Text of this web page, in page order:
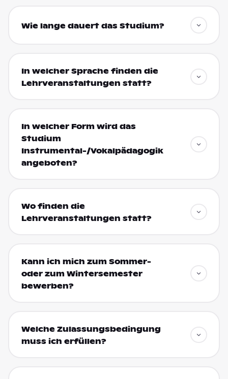
Wie lange dauert das Studium?
In welcher Sprache finden die
Lehrveranstaltungen statt?
In welcher Form wird das
Studium
Instrumental-/Vokalpädagogik
angeboten?
Wo finden die
Lehrveranstaltungen statt?
Kann ich mich zum Sommer-
oder zum Wintersemester
bewerben?
Welche Zulassungsbedingung
muss ich erfüllen?